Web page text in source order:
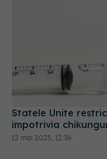
Statele Unite
împotrivia
12 mai 2025, 12:36